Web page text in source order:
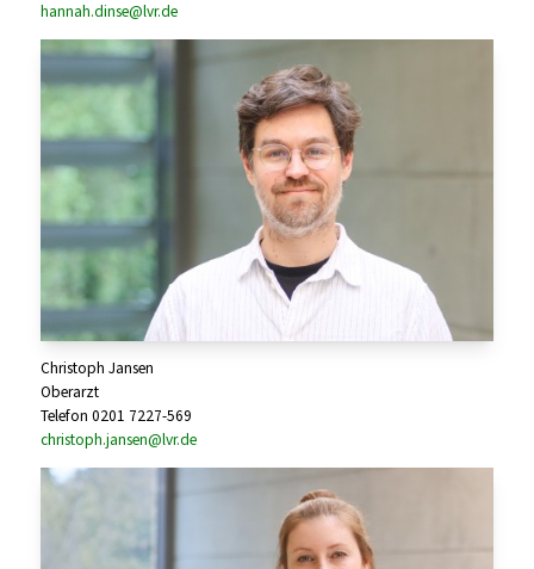
hannah.dinse@lvr.de
Christoph Jansen
Oberarzt
Telefon 0201 7227-569
christoph.jansen@lvr.de